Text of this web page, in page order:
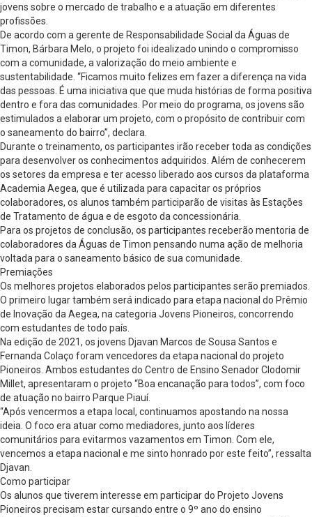
jovens sobre o mercado de trabalho e a atuação em diferentes
profissões.
De acordo com a gerente de Responsabilidade Social da Águas de
Timon, Bárbara Melo, o projeto foi idealizado unindo o compromisso
com a comunidade, a valorização do meio ambiente e
sustentabilidade. “Ficamos muito felizes em fazer a diferença na vida
das pessoas. É uma iniciativa que que muda histórias de forma positiva
dentro e fora das comunidades. Por meio do programa, os jovens são
estimulados a elaborar um projeto, com o propósito de contribuir com
o saneamento do bairro”, declara.
Durante o treinamento, os participantes irão receber toda as condições
para desenvolver os conhecimentos adquiridos. Além de conhecerem
os setores da empresa e ter acesso liberado aos cursos da plataforma
Academia Aegea, que é utilizada para capacitar os próprios
colaboradores, os alunos também participarão de visitas às Estações
de Tratamento de água e de esgoto da concessionária.
Para os projetos de conclusão, os participantes receberão mentoria de
colaboradores da Águas de Timon pensando numa ação de melhoria
voltada para o saneamento básico de sua comunidade.
Premiações
Os melhores projetos elaborados pelos participantes serão premiados.
O primeiro lugar também será indicado para etapa nacional do Prêmio
de Inovação da Aegea, na categoria Jovens Pioneiros, concorrendo
com estudantes de todo país.
Na edição de 2021, os jovens Djavan Marcos de Sousa Santos e
Fernanda Colaço foram vencedores da etapa nacional do projeto
Pioneiros. Ambos estudantes do Centro de Ensino Senador Clodomir
Millet, apresentaram o projeto “Boa encanação para todos”, com foco
de atuação no bairro Parque Piauí.
“Após vencermos a etapa local, continuamos apostando na nossa
ideia. O foco era atuar como mediadores, junto aos líderes
comunitários para evitarmos vazamentos em Timon. Com ele,
vencemos a etapa nacional e me sinto honrado por este feito”, ressalta
Djavan.
Como participar
Os alunos que tiverem interesse em participar do Projeto Jovens
Pioneiros precisam estar cursando entre o 9º ano do ensino